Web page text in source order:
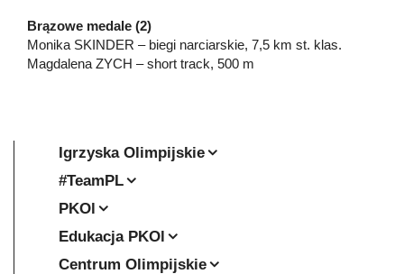
Brązowe medale (2)
Monika SKINDER – biegi narciarskie, 7,5 km st. klas.
Magdalena ZYCH – short track, 500 m
Igrzyska Olimpijskie
#TeamPL
PKOl
Edukacja PKOl
Centrum Olimpijskie